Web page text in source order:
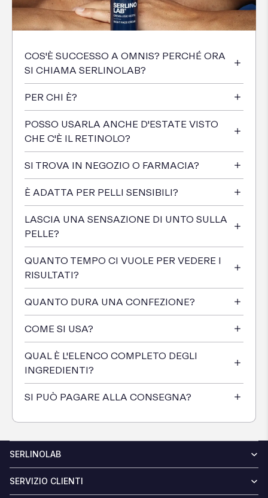
COS'È SUCCESSO A OMNIS? PERCHÉ ORA
SI CHIAMA SERLINOLAB?
PER CHI È?
POSSO USARLA ANCHE D'ESTATE VISTO
CHE C'È IL RETINOLO?
SI TROVA IN NEGOZIO O FARMACIA?
È ADATTA PER PELLI SENSIBILI?
LASCIA UNA SENSAZIONE DI UNTO SULLA
PELLE?
QUANTO TEMPO CI VUOLE PER VEDERE I
RISULTATI?
QUANTO DURA UNA CONFEZIONE?
COME SI USA?
QUAL È L'ELENCO COMPLETO DEGLI
INGREDIENTI?
SI PUÒ PAGARE ALLA CONSEGNA?
SERLINOLAB
SERVIZIO CLIENTI